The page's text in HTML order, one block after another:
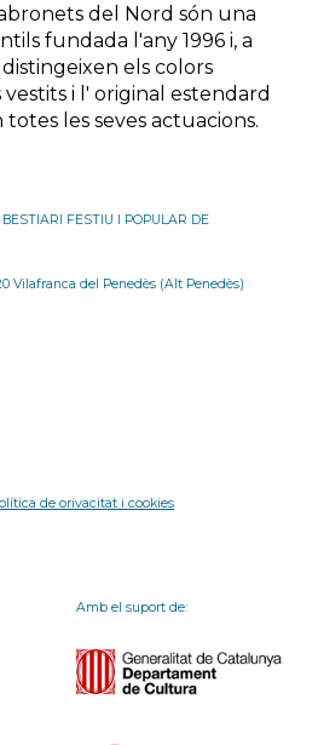
del Nord són una
fundada l'any 1996 i, a
els colors
i l' original estendard
les seves actuacions.
FESTIU I POPULAR DE
Vilafranca del Penedès (Alt Penedès)
de orivacitat i cookies
Amb el suport de: